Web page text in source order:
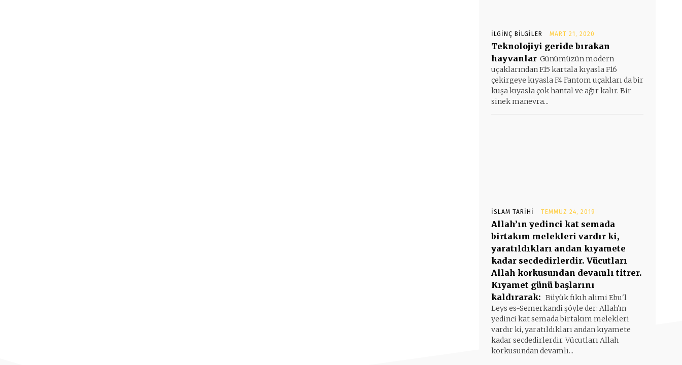
İLGINÇ BILGILER MART 21, 2020
Teknolojiyi geride bırakan
hayvanlar Günümüzün modern
uçaklarından F.15 kartala kıyasla F16
çekirgeye kıyasla F4 Fantom uçakları da bir
kuşa kıyasla çok hantal ve ağır kalır. Bir
sinek manevra...
İSLAM TARIHI TEMMUZ 24, 2019
Allah’ın yedinci kat semada
birtakım melekleri vardır ki,
yaratıldıkları andan kıyamete
kadar secdedirlerdir. Vücutları
Allah korkusundan devamlı titrer.
Kıyamet günü başlarını
kaldırarak: Büyük fıkıh alimi Ebu'l
Leys es-Semerkandi şöyle der: Allah'ın
yedinci kat semada birtakım melekleri
vardır ki, yaratıldıkları andan kıyamete
kadar secdedirlerdir. Vücutları Allah
korkusundan devamlı...